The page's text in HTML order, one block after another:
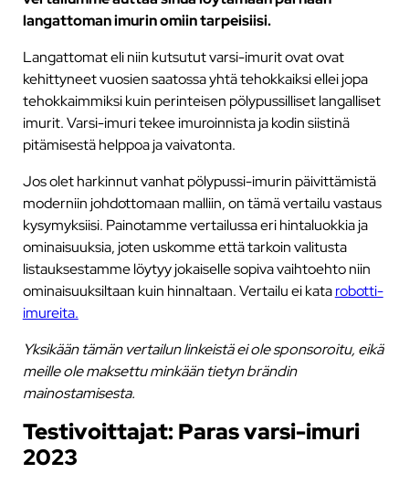
langattoman imurin omiin tarpeisiisi.
Langattomat eli niin kutsutut varsi-imurit ovat ovat
kehittyneet vuosien saatossa yhtä tehokkaiksi ellei jopa
tehokkaimmiksi kuin perinteisen pölypussilliset langalliset
imurit. Varsi-imuri tekee imuroinnista ja kodin siistinä
pitämisestä helppoa ja vaivatonta.
Jos olet harkinnut vanhat pölypussi-imurin päivittämistä
moderniin johdottomaan malliin, on tämä vertailu vastaus
kysymyksiisi. Painotamme vertailussa eri hintaluokkia ja
ominaisuuksia, joten uskomme että tarkoin valitusta
listauksestamme löytyy jokaiselle sopiva vaihtoehto niin
ominaisuuksiltaan kuin hinnaltaan. Vertailu ei katarobotti-
imureita.
Yksikään tämän vertailun linkeistä ei ole sponsoroitu, eikä
meille ole maksettu minkään tietyn brändin
mainostamisesta.
Testivoittajat: Paras varsi-imuri
2023